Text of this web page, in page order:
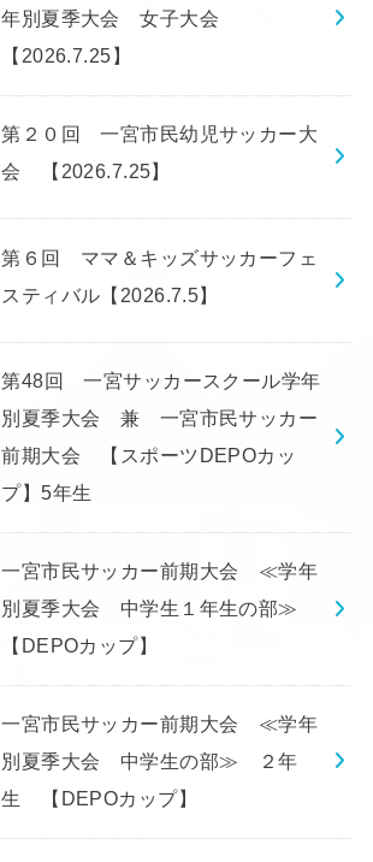
年別夏季大会 女子大会
【2026.7.25】
第２０回 一宮市民幼児サッカー大
会 【2026.7.25】
第６回 ママ＆キッズサッカーフェ
スティバル【2026.7.5】
第48回 一宮サッカースクール学年
別夏季大会 兼 一宮市民サッカー
前期大会 【スポーツDEPOカッ
プ】5年生
一宮市民サッカー前期大会 ≪学年
別夏季大会 中学生１年生の部≫
【DEPOカップ】
一宮市民サッカー前期大会 ≪学年
別夏季大会 中学生の部≫ ２年
生 【DEPOカップ】